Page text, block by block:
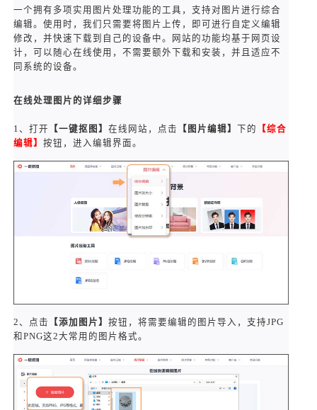
一个拥有多项实用图片处理功能的工具，支持对图片进行综合
编辑。使用时，我们只需要将图片上传，即可进行自定义编辑
修改，并快速下载到自己的设备中。网站的功能均基于网页设
计，可以随心在线使用，不需要额外下载和安装，并且适应不
同系统的设备。
在线处理图片的详细步骤
1、打开 【一键抠图】 在线网站，点击 【图片编辑】 下的
【综合
编辑】 按钮，进入编辑界面。
2、点击 【添加图片】 按钮，将需要编辑的图片导入，支持JPG
和PNG这2大常用的图片格式。